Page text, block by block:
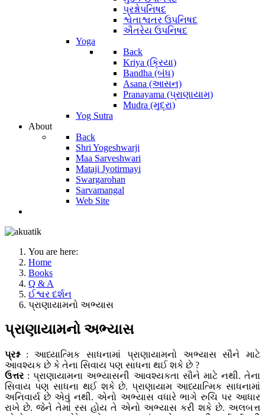
પ્રશ્નોપનિષદ
શ્વેતાશ્વતર ઉપનિષદ
ઐતરેય ઉપનિષદ
Yoga
Back
Kriya (ક્રિયા)
Bandha (બંધ)
Asana (આસન)
Pranayama (પ્રાણાયામ)
Mudra (મુદ્રા)
Yog Sutra
About
Back
Shri Yogeshwarji
Maa Sarveshwari
Mataji Jyotirmayi
Swargarohan
Sarvamangal
Web Site
You are here:
Home
Books
Q & A
ઈશ્વર દર્શન
પ્રાણાયામનો અભ્યાસ
પ્રાણાયામનો અભ્યાસ
પ્રશ્ન: આધ્યાત્મિક સાધનામાં પ્રાણાયામનો અભ્યાસ સૌને માટે
આવશ્યક છે કે તેના સિવાય પણ સાધના થઈ શકે છે ?
ઉત્તર: પ્રાણાયામના અભ્યાસની આવશ્યકતા સૌને માટે નથી. તેના
સિવાય પણ સાધના થઈ શકે છે. પ્રાણાયામ આધ્યાત્મિક સાધનામાં
અનિવાર્ય છે એવું નથી. એનો અભ્યાસ વધારે ભાગે રુચિ પર આધાર
રાખે છે. જેને તેમાં રસ હોય તે એનો અભ્યાસ કરી શકે છે. અલબત્ત